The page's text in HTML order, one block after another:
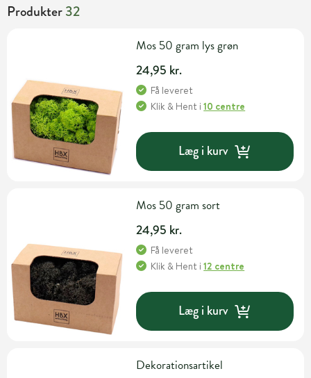
Produkter32
Mos 50 gram lys grøn
24,95 kr.
Få leveret
Klik & Hent i10 centre
Læg i kurv
Mos 50 gram sort
24,95 kr.
Få leveret
Klik & Hent i12 centre
Læg i kurv
Dekorationsartikel